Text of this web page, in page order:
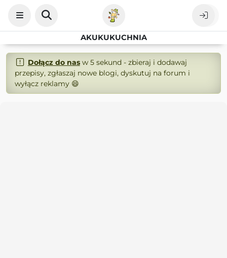
AKUKUKUCHNIA
Dołącz do nasw 5 sekund - zbieraj i dodawaj
przepisy, zgłaszaj nowe blogi, dyskutuj na forum i
wyłącz reklamy 😄